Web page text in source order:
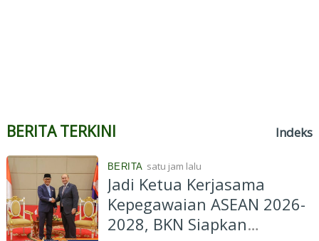
BERITA TERKINI Indeks
BERITA satu jam lalu
Jadi Ketua Kerjasama
Kepegawaian ASEAN 2026-
2028, BKN Siapkan